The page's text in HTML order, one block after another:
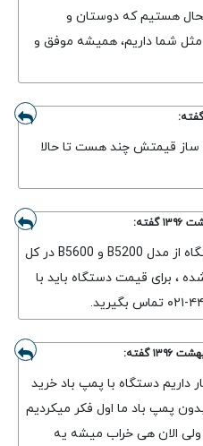
هستیم که دوستان و
مثل شما داریم، همیشه موفق و
قیمتش چند هست تا حالا
گفته:
سلام. تقریبا ۶۳ دستگاه از مدل B5200 و B5600 در کل
۹۶نصب شده ، برای قیمت دستگاه باید با
گفته:
داریم دستگاه با پمپ باد خرید
پمپ باد ما اول فکر میکردیم
ولی الان هی خراب میشه یه